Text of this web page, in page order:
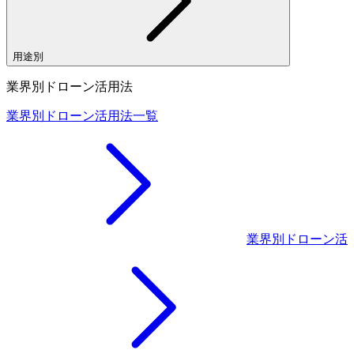
用途別
業界別ドローン活用法
業界別ドローン活用法一覧
業界別ドローン活